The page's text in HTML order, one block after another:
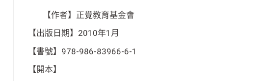
【作者】正覺教育基金會
【出版日期】2010年1月
【書號】978-986-83966-6-1
【開本】